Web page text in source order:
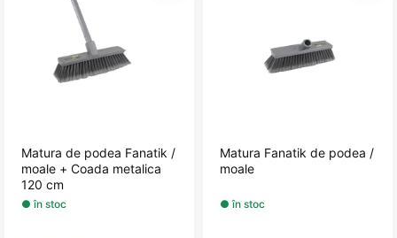
Matura de podea Fanatik /
moale + Coada metalica
120 cm
● în stoc
Matura Fanatik de podea /
moale
● în stoc